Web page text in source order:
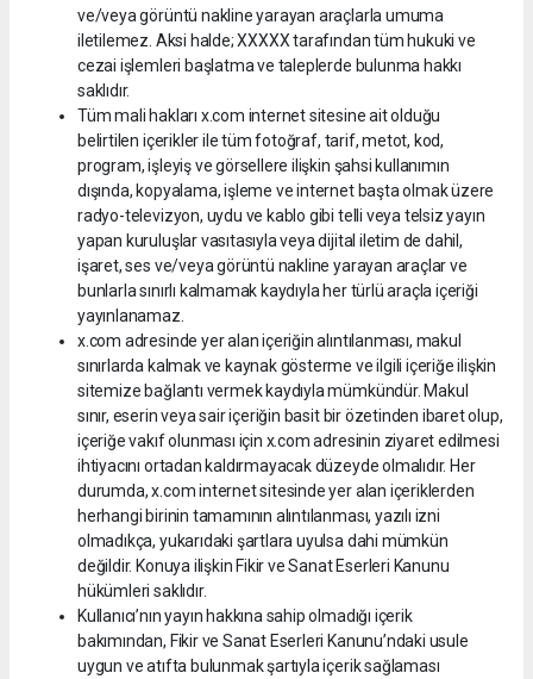
ve/veya görüntü nakline yarayan araçlarla umuma
iletilemez. Aksi halde; XXXXX tarafından tüm hukuki ve
cezai işlemleri başlatma ve taleplerde bulunma hakkı
saklıdır.
Tüm mali hakları x.com internet sitesine ait olduğu
belirtilen içerikler ile tüm fotoğraf, tarif, metot, kod,
program, işleyiş ve görsellere ilişkin şahsi kullanımın
dışında, kopyalama, işleme ve internet başta olmak üzere
radyo-televizyon, uydu ve kablo gibi telli veya telsiz yayın
yapan kuruluşlar vasıtasıyla veya dijital iletim de dahil,
işaret, ses ve/veya görüntü nakline yarayan araçlar ve
bunlarla sınırlı kalmamak kaydıyla her türlü araçla içeriği
yayınlanamaz.
x.com adresinde yer alan içeriğin alıntılanması, makul
sınırlarda kalmak ve kaynak gösterme ve ilgili içeriğe ilişkin
sitemize bağlantı vermek kaydıyla mümkündür. Makul
sınır, eserin veya sair içeriğin basit bir özetinden ibaret olup,
içeriğe vakıf olunması için x.com adresinin ziyaret edilmesi
ihtiyacını ortadan kaldırmayacak düzeyde olmalıdır. Her
durumda, x.com internet sitesinde yer alan içeriklerden
herhangi birinin tamamının alıntılanması, yazılı izni
olmadıkça, yukarıdaki şartlara uyulsa dahi mümkün
değildir. Konuya ilişkin Fikir ve Sanat Eserleri Kanunu
hükümleri saklıdır.
Kullanıcı’nın yayın hakkına sahip olmadığı içerik
bakımından, Fikir ve Sanat Eserleri Kanunu’ndaki usule
uygun ve atıfta bulunmak şartıyla içerik sağlaması